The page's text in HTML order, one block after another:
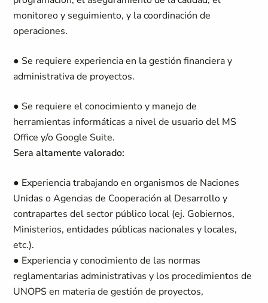
monitoreo y seguimiento, y la coordinación de
operaciones.
● Se requiere experiencia en la gestión financiera y
administrativa de proyectos.
● Se requiere el conocimiento y manejo de
herramientas informáticas a nivel de usuario del MS
Office y/o Google Suite.
Sera altamente valorado:
● Experiencia trabajando en organismos de Naciones
Unidas o Agencias de Cooperación al Desarrollo y
contrapartes del sector público local (ej. Gobiernos,
Ministerios, entidades públicas nacionales y locales,
etc.).
● Experiencia y conocimiento de las normas
reglamentarias administrativas y los procedimientos de
UNOPS en materia de gestión de proyectos,